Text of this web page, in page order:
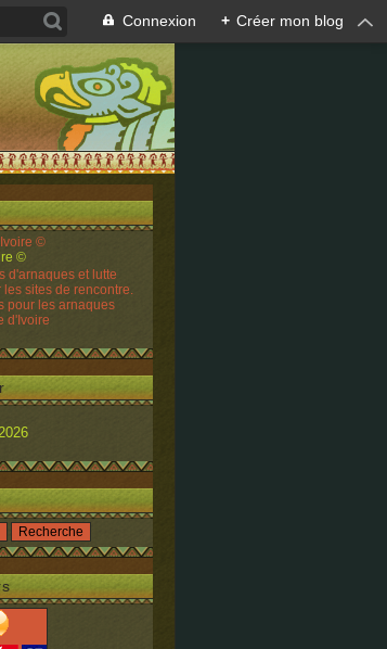
Connexion + Créer mon blog
©
d'arnaques et lutte
sites de rencontre.
pour les arnaques
d'Ivoire